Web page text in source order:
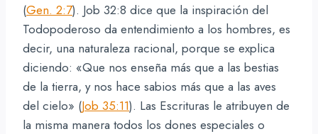
(Gen. 2:7). Job 32:8 dice que la inspiración del
Todopoderoso da entendimiento a los hombres, es
decir, una naturaleza racional, porque se explica
diciendo: «Que nos enseña más que a las bestias
de la tierra, y nos hace sabios más que a las aves
del cielo» (Job 35:11). Las Escrituras le atribuyen de
la misma manera todos los dones especiales o